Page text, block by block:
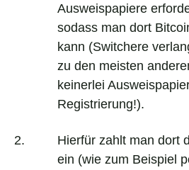
Ausweispapiere
sodass man dort
kann (Switchere
zu den meisten
keinerlei
Registrierung!).
Hierfür zahlt man dort
ein (wie zum Beispiel